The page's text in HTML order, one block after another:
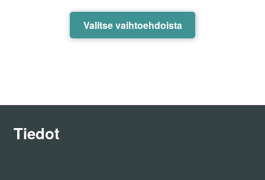
Valitse vaihtoehdoista
Tällä
tuotteella
tehdä
Tiedot